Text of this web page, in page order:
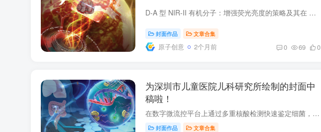
D-A 型 NIR-II 有机分子：增强荧光亮度的策略及其在 NIR-II 荧光成像导航光热疗法中的应用 在文章中2201158由 Peng Wang、Pengfei Sun、Min Ji 及其同事系统介绍了 D-A 型小分子和共轭聚合物增...
封面作品 文章合集
原子创意 2个月前 0 69 0
为深圳市儿童医院儿科研究所绘制的封面中
稿啦！
在数字微流控平台上通过多重核酸检测快速鉴定细菌，以加强对感染的临床干预 细菌感染通常会导致严重的健康后果，因为它们能够渗透到多个解剖部位，包括血液、呼吸道和消化道，从而带来重大的诊...
封面作品 文章合集